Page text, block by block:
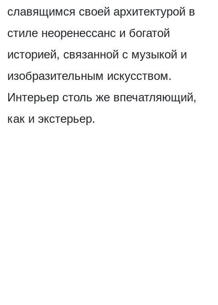
славящимся своей архитектурой в
стиле неоренессанс и богатой
историей, связанной с музыкой и
изобразительным искусством.
Интерьер столь же впечатляющий,
как и экстерьер.